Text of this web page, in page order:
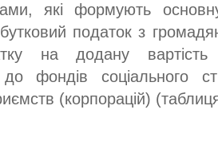
які формують
податок з
на додану вартість
фондів соціального
(корпорацій)